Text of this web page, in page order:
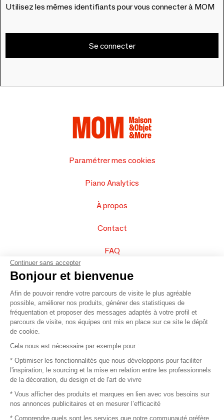
Utilisez les mêmes identifiants pour vous connecter à MOM
Se connecter
Paramétrer mes cookies
Piano Analytics
À propos
Contact
FAQ
Vendez vos produits
Plan du site
© 2016 –Organisation SAFI
Recrutement
Continuer sans accepter
Bonjour et bienvenue
Afin de pouvoir rendre votre parcours de visite le plus agréable
possible, améliorer nos produits, générer des statistiques de
fréquentation et proposer des messages adaptés à votre profil et
parcours de visite, nos équipes ont mis en place sur ce site le dépôt
de cookie.
Cela nous est nécessaire par exemple pour :
* Optimiser les fonctionnalités que nous développons pour faciliter
l'inspiration, le sourcing et la mise en relation entre les professionnels
de la décoration, du design et de l'art de vivre
* Vous afficher des produits et marques en lien avec vos besoins sur
nos annonces publicitaires et en mesurer l’efficacité
* Comprendre quels sont les services que notre communauté préfère